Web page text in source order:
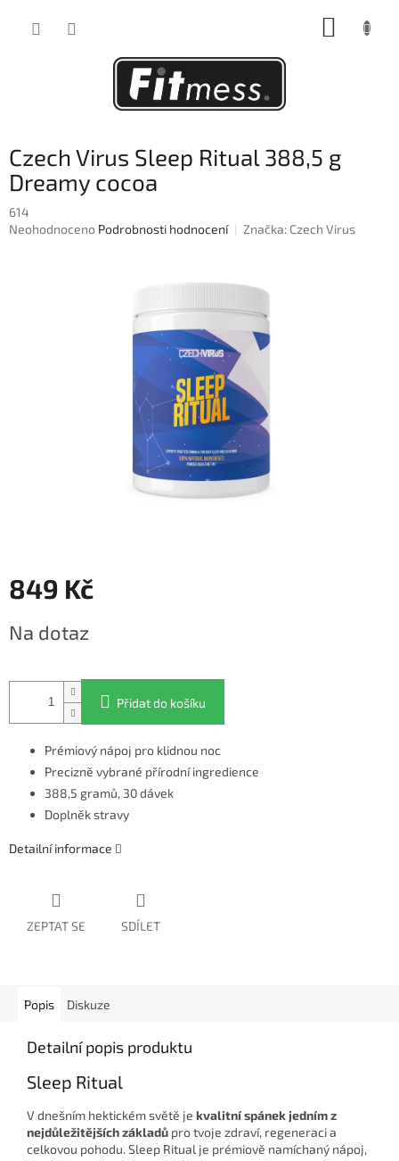
Czech Virus Sleep Ritual 388,5 g
Dreamy cocoa
614
Průměrné
Neohodnoceno Podrobnosti hodnocení Značka: Czech Virus
849 Kč
cena:
Na dotaz
Přidat do košíku
Prémiový nápoj pro klidnou noc
Precizně vybrané přírodní ingredience
388,5 gramů, 30 dávek
Doplněk stravy
Detailní informace
ZEPTAT SE SDÍLET
Popis Diskuze
Detailní popis produktu
Sleep Ritual
V dnešním hektickém světě je kvalitní spánek jedním z
nejdůležitějších základů pro tvoje zdraví, regeneraci a
celkovou pohodu. Sleep Ritual je prémiově namíchaný nápoj,